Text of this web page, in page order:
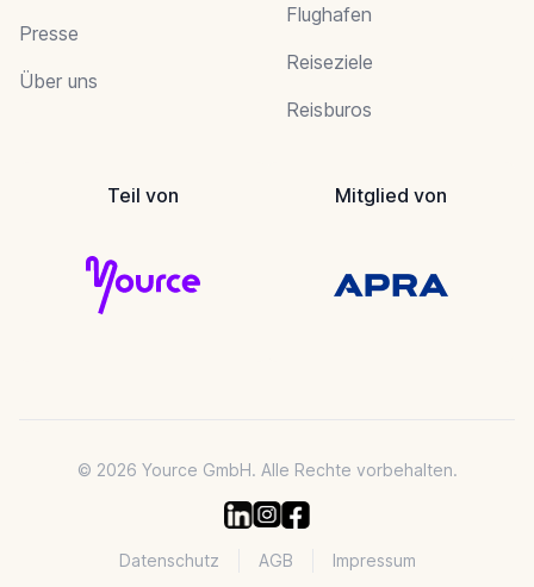
Presse
Über uns
Flughafen
Reiseziele
Reisburos
Teil von Mitglied von
© 2026 Yource GmbH. Alle Rechte vorbehalten.
Datenschutz AGB Impressum